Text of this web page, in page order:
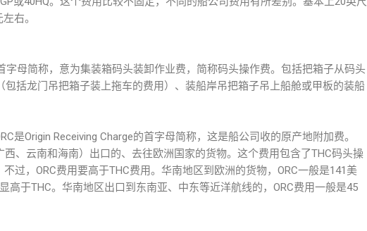
右。
字母简称，意为集装箱码头装卸作业费，简称码头操作费。包括把箱子从码头
括龙门吊把箱子装上拖车的费用）、装船岸吊把箱子吊上船舱或甲板的装船
是Origin Receiving Charge的首字母简称，这是船公司收的原产地附加费。
西、云南和海南）出口的、去往欧洲国家的货物。这个费用包含了THC码头操
过，ORC费用要高于THC费用。华南地区到欧洲的货物，ORC一般是141美
高于THC。华南地区出口到东南亚、中东等近洋航线的，ORC费用一般是45